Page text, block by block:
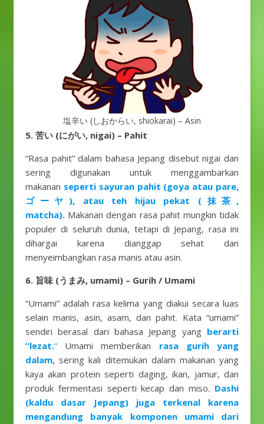
塩辛い (しおからい, shiokarai) – Asin
5. 苦い (にがい, nigai) – Pahit
“Rasa pahit” dalam bahasa Jepang disebut nigai dan
sering digunakan untuk menggambarkan
makanan seperti sayuran pahit (goya atau pare,
ゴーヤ), atau teh hijau pekat (抹茶,
matcha). Makanan dengan rasa pahit mungkin tidak
populer di seluruh dunia, tetapi di Jepang, rasa ini
dihargai karena dianggap sehat dan
menyeimbangkan rasa manis atau asin.
6. 旨味 (うまみ, umami) – Gurih / Umami
“Umami” adalah rasa kelima yang diakui secara luas
selain manis, asin, asam, dan pahit. Kata “umami”
sendiri berasal dari bahasa Jepang yang berarti
“lezat.“ Umami memberikan rasa gurih yang
dalam, sering kali ditemukan dalam makanan yang
kaya akan protein seperti daging, ikan, jamur, dan
produk fermentasi seperti kecap dan miso. Dashi
(kaldu dasar Jepang) juga terkenal karena
mengandung banyak komponen umami dari